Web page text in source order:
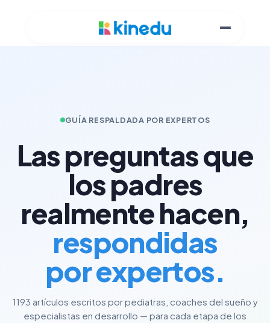
GUÍA RESPALDADA POR EXPERTOS
Las preguntas que
los padres
realmente hacen,
respondidas
por expertos.
1193 artículos escritos por pediatras, coaches del sueño y
especialistas en desarrollo — para cada etapa de los